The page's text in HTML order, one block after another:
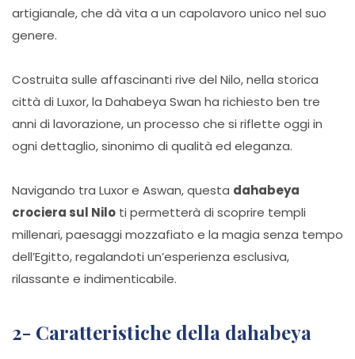
artigianale, che dà vita a un capolavoro unico nel suo
genere.
Costruita sulle affascinanti rive del Nilo, nella storica
città di Luxor, la Dahabeya Swan ha richiesto ben tre
anni di lavorazione, un processo che si riflette oggi in
ogni dettaglio, sinonimo di qualità ed eleganza.
Navigando tra Luxor e Aswan, questa dahabeya
crociera sul Nilo ti permetterà di scoprire templi
millenari, paesaggi mozzafiato e la magia senza tempo
dell’Egitto, regalandoti un’esperienza esclusiva,
rilassante e indimenticabile.
2- Caratteristiche della dahabeya